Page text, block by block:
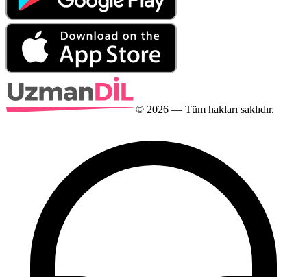
© 2026 — Tüm hakları saklıdır.